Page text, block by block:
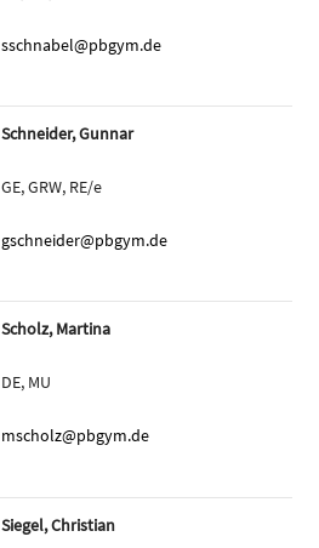
sschnabel@pbgym.de
Schneider, Gunnar
GE, GRW, RE/e
gschneider@pbgym.de
Scholz, Martina
DE, MU
mscholz@pbgym.de
Siegel, Christian